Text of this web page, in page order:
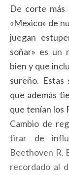
De corte más
«Mexico» de
juegan
soñar» es un
bien y que
sureño. Estas
que además
que tenían los
Cambio de
tirar de
Beethoven R.
recordado al